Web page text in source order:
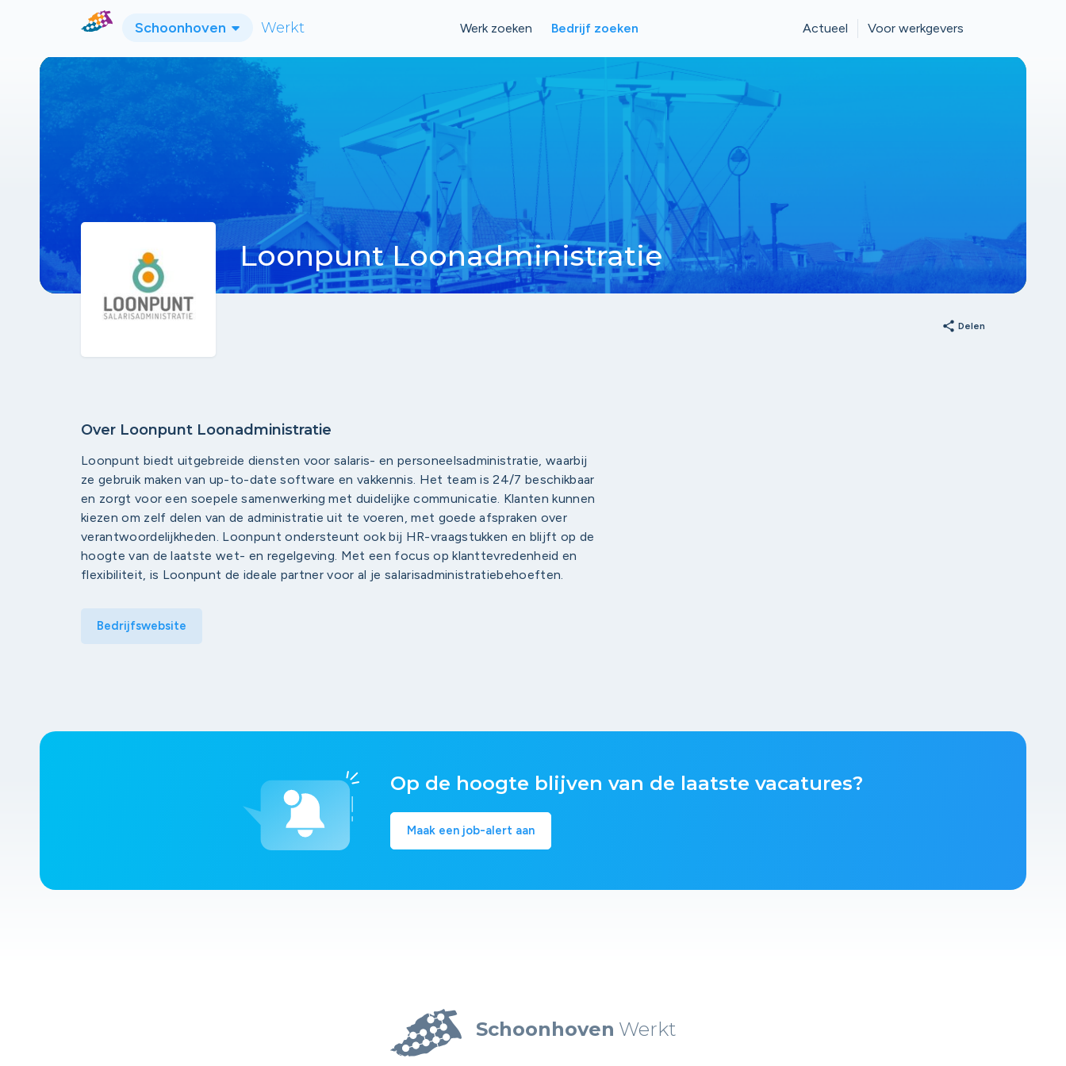
Schoonhoven Werkt Werk zoeken Bedrijf zoeken Actueel Voor werkgevers
Loonpunt Loonadministratie
share Delen
Over Loonpunt Loonadministratie
Loonpunt biedt uitgebreide diensten voor salaris- en personeelsadministratie, waarbij
ze gebruik maken van up-to-date software en vakkennis. Het team is 24/7 beschikbaar
en zorgt voor een soepele samenwerking met duidelijke communicatie. Klanten kunnen
kiezen om zelf delen van de administratie uit te voeren, met goede afspraken over
verantwoordelijkheden. Loonpunt ondersteunt ook bij HR-vraagstukken en blijft op de
hoogte van de laatste wet- en regelgeving. Met een focus op klanttevredenheid en
flexibiliteit, is Loonpunt de ideale partner voor al je salarisadministratiebehoeften.
Bedrijfswebsite
Op de hoogte blijven van de laatste vacatures?
Maak een job-alert aan
Schoonhoven Werkt